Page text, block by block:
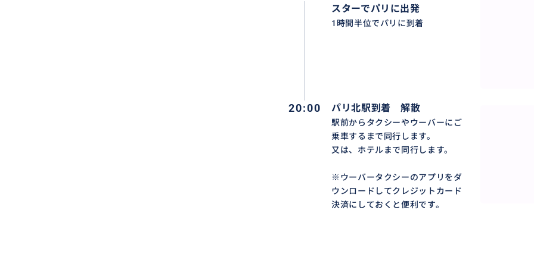
スターでパリに出発
1時間半位でパリに到着
20:00 パリ北駅到着 解散
駅前からタクシーやウーバーにご
乗車するまで同行します。
又は、ホテルまで同行します。
※ウーバータクシーのアプリをダ
ウンロードしてクレジットカード
決済にしておくと便利です。